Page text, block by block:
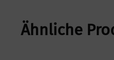
Ähnliche